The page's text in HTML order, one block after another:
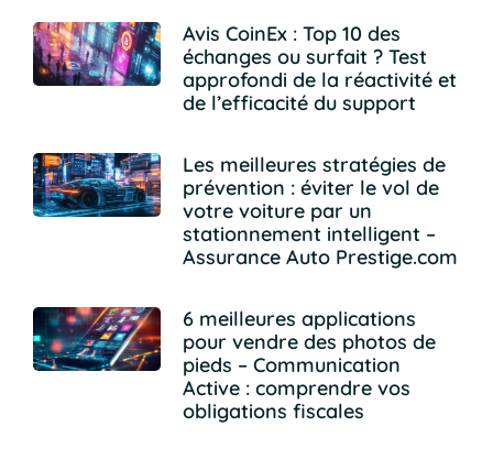
Avis CoinEx : Top 10 des
échanges ou surfait ? Test
approfondi de la réactivité et
de l’efficacité du support
Les meilleures stratégies de
prévention : éviter le vol de
votre voiture par un
stationnement intelligent –
Assurance Auto Prestige.com
6 meilleures applications
pour vendre des photos de
pieds – Communication
Active : comprendre vos
obligations fiscales